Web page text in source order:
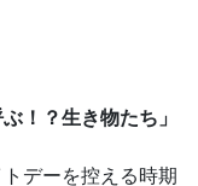
ぶ！？生き物たち」
デーを控える時期